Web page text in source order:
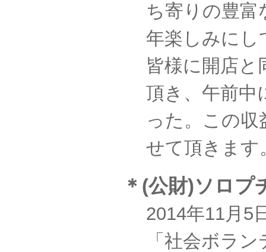
ち寄りの豊富
年楽しみにし
皆様に開店と
頂き、午前中
った。この収
せて頂きます
＊(公財)ソロプ
2014年11月
「社会ボラ